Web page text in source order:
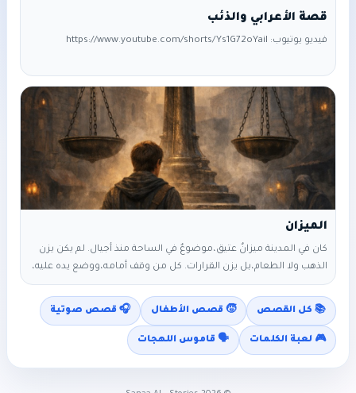
قصة الأعرابي والذئب
فيديو يوتيوب: https://www.youtube.com/shorts/Ys1G72oYaiI
كان في المدينة ميزانٌ عتيق، موضوعٌ في الساحة منذ أجيال. لم يكن يزن
الذهب ولا الطعام، بل يزن القرارات. كل من وقف أمامه، ووضع يده عليه،
شعر بثقلٍ لا يُرى. كان الناس يأتون إليه قبل القرارات الكبيرة: زواج، سفر،
خيانة، أو صمت. الغريب أن الميزان لم يتحرك أبدًا. قالوا: «إنه معطّل». لكن
الحكماء كانوا يقولون: «بل يعمل… في الداخل». جاءه شاب يومًا، يحمل
قلبًا مترددًا. قال: «أريد أن أعرف أي طريق أختار». وضع يده على الميزان،
فشعر بثقلٍ شديد. قال بقلق: «لماذا أشعر بهذا؟» أجابه شيخ
📚 كل القصص 🧒 قصص الأطفال 🎧 قصص صوتية
🎮 لعبة الكلمات 🗣️ قاموس اللهجات